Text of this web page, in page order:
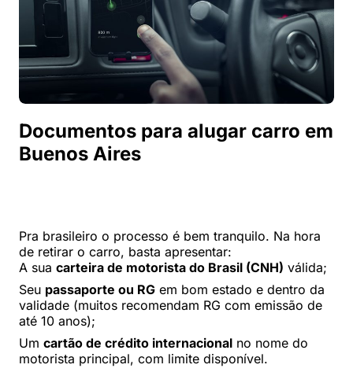
Documentos para alugar carro em
Buenos Aires
Pra brasileiro o processo é bem tranquilo. Na hora
de retirar o carro, basta apresentar:
A sua carteira de motorista do Brasil (CNH) válida;
Seu passaporte ou RG em bom estado e dentro da
validade (muitos recomendam RG com emissão de
até 10 anos);
Um cartão de crédito internacional no nome do
motorista principal, com limite disponível.